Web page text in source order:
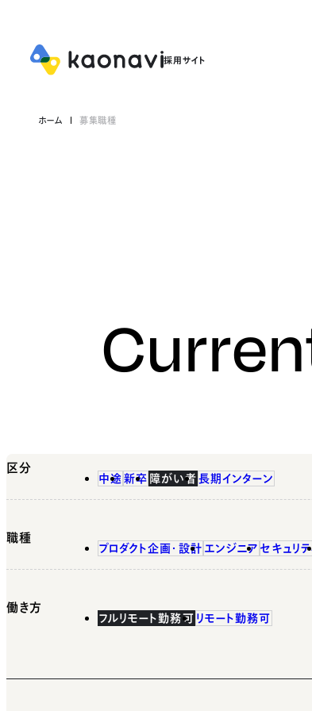
ホーム 募集職種
区分
中途 新卒 障がい者 長期インターン
職種
プロダクト企画・設計 エンジニア セキュリテ
働き方
フルリモート勤務可 リモート勤務可